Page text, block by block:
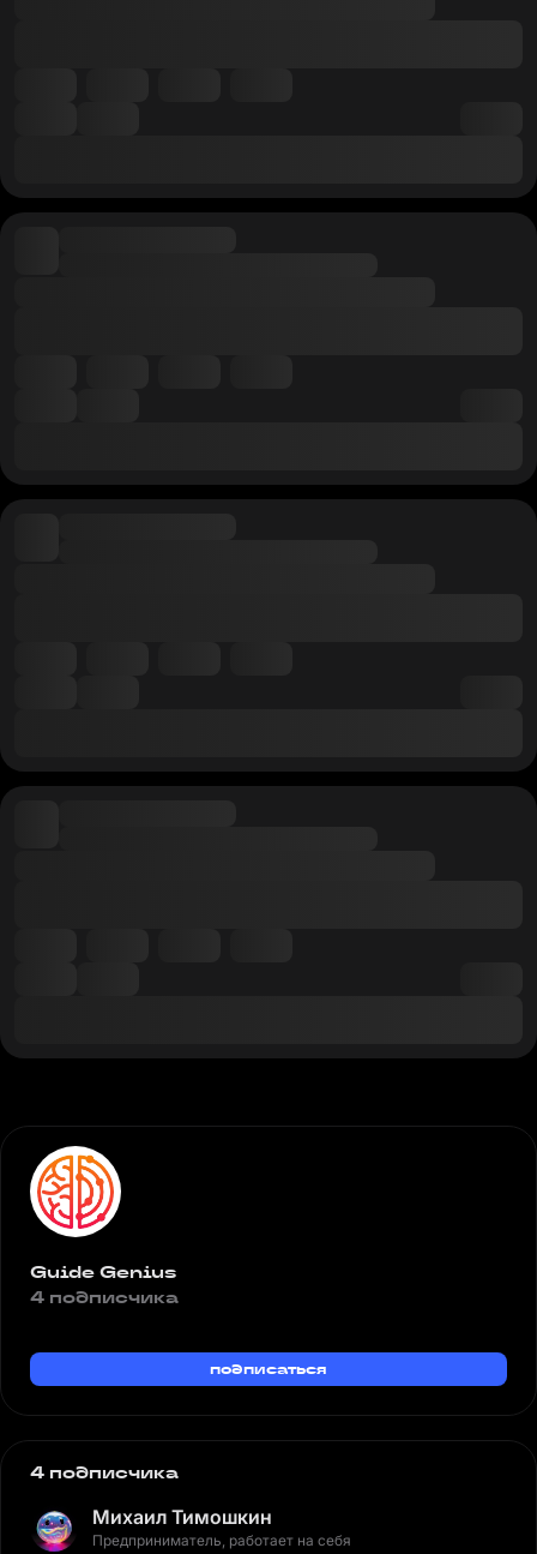
Guide Genius
4 подписчика
подписаться
4 подписчика
Михаил Тимошкин
Предприниматель, работает на себя